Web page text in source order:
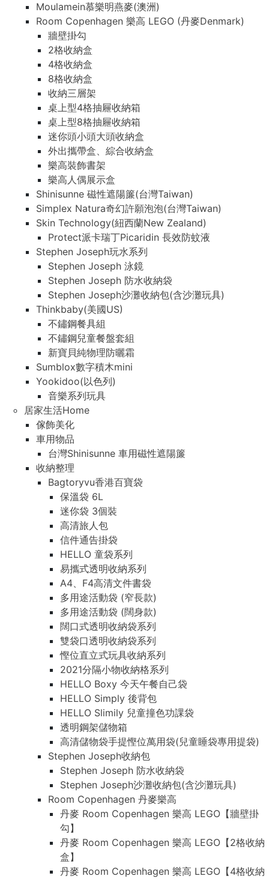
Moulamein慕樂明燕麥(澳洲)
Room Copenhagen 樂高 LEGO (丹麥Denmark)
牆壁掛勾
2格收納盒
4格收納盒
8格收納盒
收納三層架
桌上型4格抽屜收納箱
桌上型8格抽屜收納箱
迷你頭小頭大頭收納盒
外出攜帶盒、綜合收納盒
樂高裝飾書架
樂高人偶展示盒
Shinisunne 磁性遮陽簾(台灣Taiwan)
Simplex Natura奇幻許願泡泡(台灣Taiwan)
Skin Technology(紐西蘭New Zealand)
Protect派卡瑞丁Picaridin 長效防蚊液
Stephen Joseph玩水系列
Stephen Joseph 泳鏡
Stephen Joseph 防水收納袋
Stephen Joseph沙灘收納包(含沙灘玩具)
Thinkbaby(美國US)
不鏽鋼餐具組
不鏽鋼兒童餐盤套組
新寶貝純物理防曬霜
Sumblox數字積木mini
Yookidoo(以色列)
音樂系列玩具
居家生活Home
傢飾美化
車用物品
台灣Shinisunne 車用磁性遮陽簾
收納整理
Bagtoryvu香港百寶袋
保溫袋 6L
迷你袋 3個裝
高清旅人包
信件通告掛袋
HELLO 童袋系列
易攜式透明收納系列
A4、F4高清文件書袋
多用途活動袋 (窄長款)
多用途活動袋 (闊身款)
闊口式透明收納袋系列
雙袋口透明收納袋系列
慳位直立式玩具收納系列
2021分隔小物收納格系列
HELLO Boxy 今天午餐自己袋
HELLO Simply 後背包
HELLO Slimily 兒童撞色功課袋
透明鋼架儲物箱
高清儲物袋手提慳位萬用袋(兒童睡袋專用提袋)
Stephen Joseph收納包
Stephen Joseph 防水收納袋
Stephen Joseph沙灘收納包(含沙灘玩具)
Room Copenhagen 丹麥樂高
丹麥 Room Copenhagen 樂高 LEGO【牆壁掛
勾】
丹麥 Room Copenhagen 樂高 LEGO【2格收納
盒】
丹麥 Room Copenhagen 樂高 LEGO【4格收納